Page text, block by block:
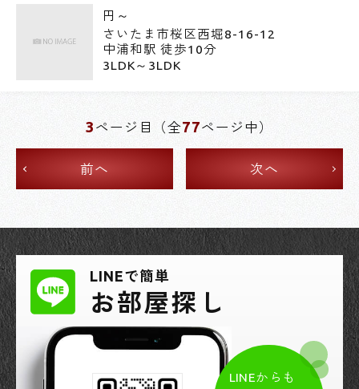
円～
さいたま市桜区西堀8-16-12
中浦和駅 徒歩10分
3LDK～3LDK
3 ページ目（全77ページ中）
前へ 次へ
LINEで簡単
お部屋探し
LINEからも